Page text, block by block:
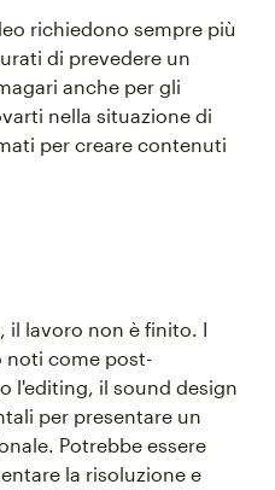
richiedono sempre più
di prevedere un
anche per gli
nella situazione di
per creare contenuti
il lavoro non è finito. I
noti come post-
l'editing, il sound design
per presentare un
Potrebbe essere
la risoluzione e